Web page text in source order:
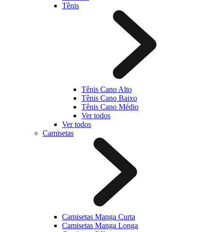
Tênis
Tênis Cano Alto
Tênis Cano Baixo
Tênis Cano Médio
Ver todos
Ver todos
Camisetas
Camisetas Manga Curta
Camisetas Manga Longa